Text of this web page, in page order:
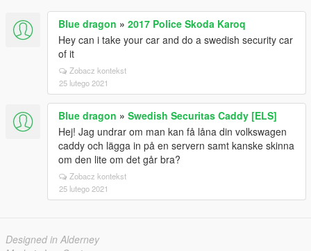
Blue dragon » 2017 Police Skoda Karoq
Hey can i take your car and do a swedish security car
of it
Zobacz kontekst
25 lutego 2021
Blue dragon » Swedish Securitas Caddy [ELS]
Hej! Jag undrar om man kan få låna din volkswagen
caddy och lägga in på en servern samt kanske skinna
om den lite om det går bra?
Zobacz kontekst
25 lutego 2021
Designed in Alderney